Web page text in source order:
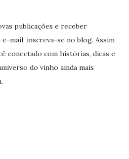
publicações e receber
mail, inscreva-se no blog. Assim
conectado com histórias, dicas e
do vinho ainda mais